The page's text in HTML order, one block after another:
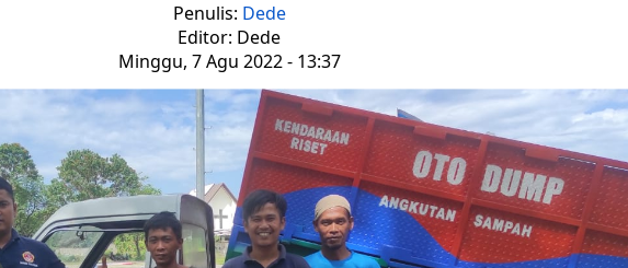
Penulis: Dede
Editor: Dede
Minggu, 7 Agu 2022 - 13:37